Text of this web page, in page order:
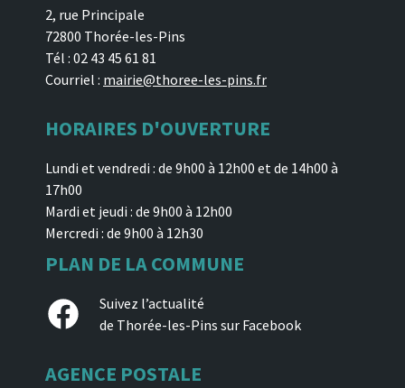
2, rue Principale
72800 Thorée-les-Pins
Tél : 02 43 45 61 81
Courriel : mairie@thoree-les-pins.fr
HORAIRES D'OUVERTURE
Lundi et vendredi : de 9h00 à 12h00 et de 14h00 à
17h00
Mardi et jeudi : de 9h00 à 12h00
Mercredi : de 9h00 à 12h30
PLAN DE LA COMMUNE
Facebook
Suivez l’actualité
de Thorée-les-Pins sur Facebook
AGENCE POSTALE